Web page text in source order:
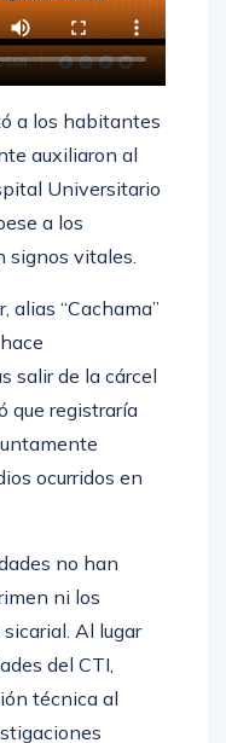
a los habitantes
auxiliaron al
Universitario
a los
“Cachama”
de la cárcel
que registraría
ocurridos en
no han
ni los
Al lugar
del CTI,
técnica al